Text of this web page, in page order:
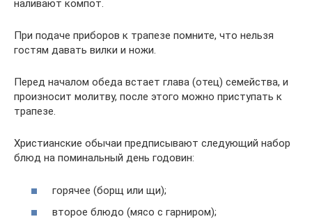
наливают компот.
При подаче приборов к трапезе помните, что нельзя
гостям давать вилки и ножи.
Перед началом обеда встает глава (отец) семейства, и
произносит молитву, после этого можно приступать к
трапезе.
Христианские обычаи предписывают следующий набор
блюд на поминальный день годовин:
горячее (борщ или щи);
второе блюдо (мясо с гарниром);